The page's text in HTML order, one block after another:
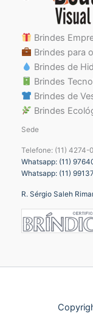
Brindes
Brindes para
Brindes de
Brindes
Brindes de
Brindes
Sede
Telefone: (11) 4274-
Whatsapp: (11)
Whatsapp: (11)
R. Sérgio Saleh